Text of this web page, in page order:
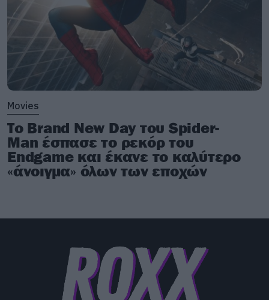
Movies
Το Brand New Day του Spider-
Man έσπασε το ρεκόρ του
Endgame και έκανε το καλύτερο
«άνοιγμα» όλων των εποχών